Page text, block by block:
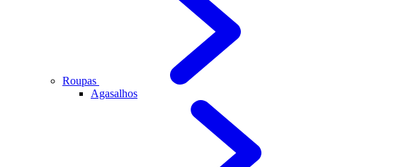
Roupas
Agasalhos